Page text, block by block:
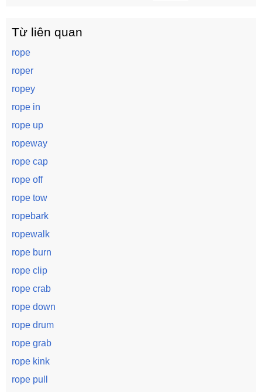
Từ liên quan
rope
roper
ropey
rope in
rope up
ropeway
rope cap
rope off
rope tow
ropebark
ropewalk
rope burn
rope clip
rope crab
rope down
rope drum
rope grab
rope kink
rope pull